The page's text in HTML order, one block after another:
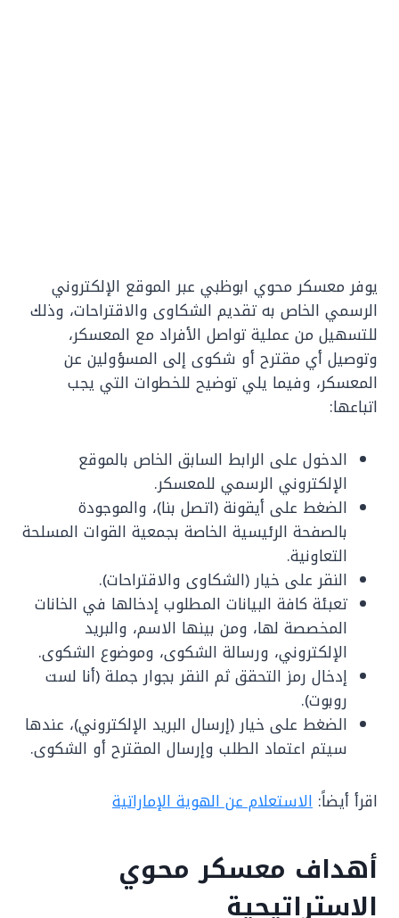
يوفر معسكر محوي ابوظبي عبر الموقع الإلكتروني
الرسمي الخاص به تقديم الشكاوى والاقتراحات، وذلك
للتسهيل من عملية تواصل الأفراد مع المعسكر،
وتوصيل أي مقترح أو شكوى إلى المسؤولين عن
المعسكر، وفيما يلي توضيح للخطوات التي يجب
اتباعها:
الدخول على الرابط السابق الخاص بالموقع
الإلكتروني الرسمي للمعسكر.
الضغط على أيقونة (اتصل بنا)، والموجودة
بالصفحة الرئيسية الخاصة بجمعية القوات المسلحة
التعاونية.
النقر على خيار (الشكاوى والاقتراحات).
تعبئة كافة البيانات المطلوب إدخالها في الخانات
المخصصة لها، ومن بينها الاسم، والبريد
الإلكتروني، ورسالة الشكوى، وموضوع الشكوى.
إدخال رمز التحقق ثم النقر بجوار جملة (أنا لست
روبوت).
الضغط على خيار (إرسال البريد الإلكتروني)، عندها
سيتم اعتماد الطلب وإرسال المقترح أو الشكوى.
اقرأ أيضاً: الاستعلام عن الهوية الإماراتية
أهداف معسكر محوي
الاستراتيجية